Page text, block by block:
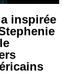
inspirée